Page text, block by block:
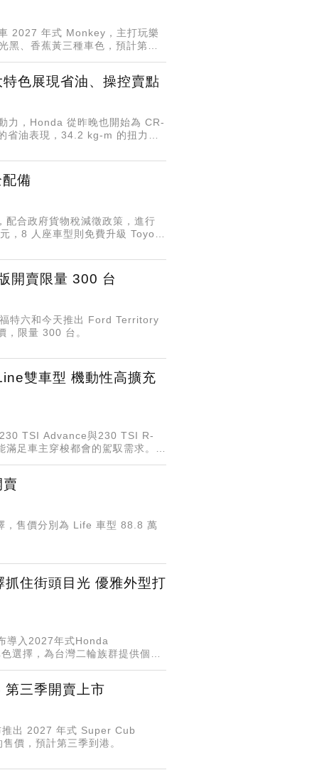
2027 年式 Monkey，主打玩樂
、香蕉黃三種車色，預計第三
色展現省油、操控賣點
力，Honda 從昨晚也開始為 CR-
油表現，34.2 kg-m 的扭力輸
備
合政府貨物稅減徵政策，進行
，8 人座車型則免費升級 Toyota
開賣限量 300 台
特六和今天推出 Ford Territory
限量 300 台。
雙車型 機動性高擴充
TSI Advance與230 TSI R-
足車主穿梭都會的駕馭需求。福
，售價分別為 Life 車型 88.8 萬
住街頭目光 優雅外型打
導入2027年式Honda
擇，為台灣二輪族群提供個性
三季開賣上市
推出 2027 年式 Super Cub
價，預計第三季到港。